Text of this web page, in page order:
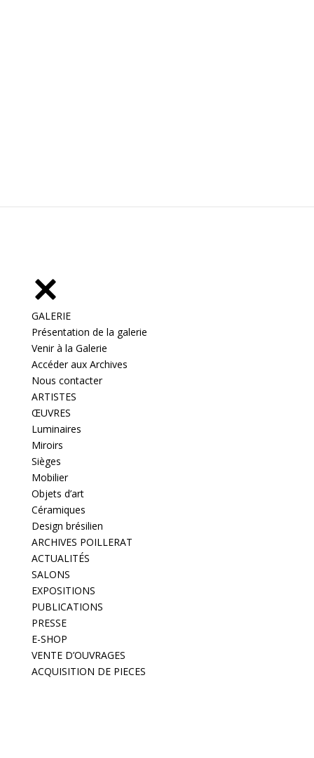
GALERIE
Présentation de la galerie
Venir à la Galerie
Accéder aux Archives
Nous contacter
ARTISTES
ŒUVRES
Luminaires
Miroirs
Sièges
Mobilier
Objets d’art
Céramiques
Design brésilien
ARCHIVES POILLERAT
ACTUALITÉS
SALONS
EXPOSITIONS
PUBLICATIONS
PRESSE
E-SHOP
VENTE D’OUVRAGES
ACQUISITION DE PIECES